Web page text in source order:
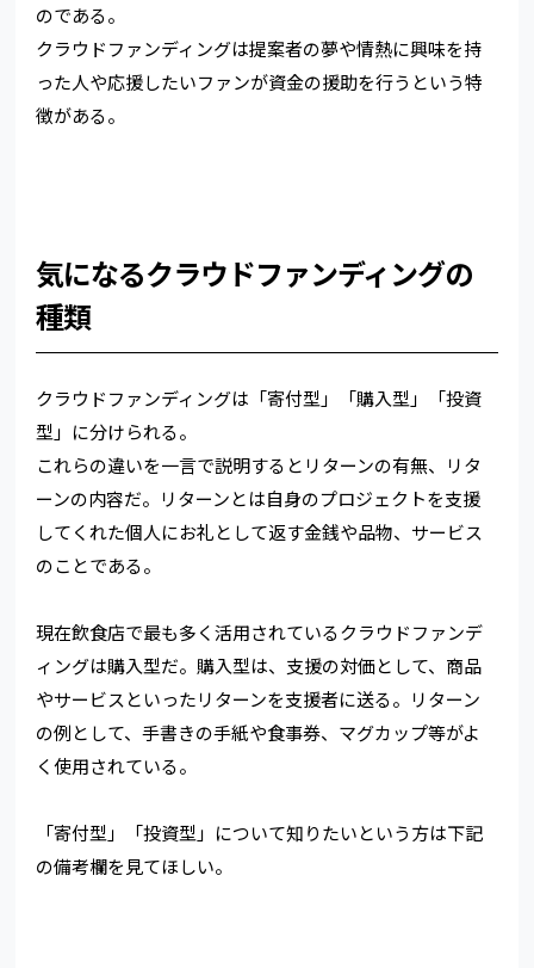
のである。
クラウドファンディングは提案者の夢や情熱に興味を持
った人や応援したいファンが資金の援助を行うという特
徴がある。
気になるクラウドファンディングの
種類
クラウドファンディングは「寄付型」「購入型」「投資
型」に分けられる。
これらの違いを一言で説明するとリターンの有無、リタ
ーンの内容だ。リターンとは自身のプロジェクトを支援
してくれた個人にお礼として返す金銭や品物、サービス
のことである。
現在飲食店で最も多く活用されているクラウドファンデ
ィングは購入型だ。購入型は、支援の対価として、商品
やサービスといったリターンを支援者に送る。リターン
の例として、手書きの手紙や食事券、マグカップ等がよ
く使用されている。
「寄付型」「投資型」について知りたいという方は下記
の備考欄を見てほしい。